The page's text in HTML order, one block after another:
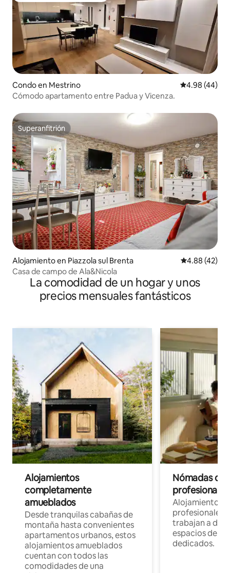
Condo en Mestrino Calificación
4.98 (44)
Cómodo apartamento entre Padua y Vicenza.
Superanfitrión
Superanfitrión
Alojamiento en Piazzola sul Brenta Calificación
4.88 (42)
Casa de campo de Ala&Nicola
La comodidad de un hogar y unos
precios mensuales fantásticos
Alojamientos
completamente
amueblados
Desde tranquilas cabañas de
montaña hasta convenientes
apartamentos urbanos, estos
alojamientos amueblados
cuentan con todos las
comodidades de una
Nómadas
Alojamientos
profesionales
trabajan a
espacios de
dedicados.